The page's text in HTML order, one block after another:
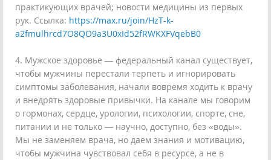
практикующих врачей; новости медицины из первых
рук. Ссылка: https://max.ru/join/HzT-k-
a2fmulhrcd7O8QO9a3U0xId52fRWKXFVqebB0
4. Мужское здоровье — федеральный канал существует,
чтобы мужчины перестали терпеть и игнорировать
симптомы заболевания, начали вовремя ходить к врачу
и внедрять здоровые привычки. На канале мы говорим
о гормонах, сердце, урологии, психологии, спорте, сне,
питании и не только — научно, доступно, без «воды».
Мы не заменяем врача, но даем знания и мотивацию,
чтобы мужчина чувствовал себя в ресурсе, а не в